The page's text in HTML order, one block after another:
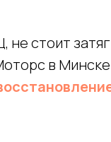
не стоит
в